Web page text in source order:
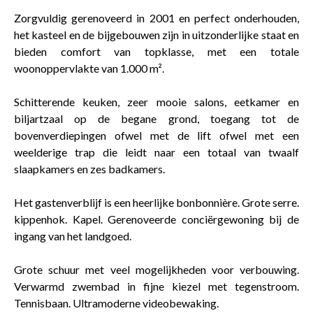
Zorgvuldig gerenoveerd in 2001 en perfect onderhouden,
het kasteel en de bijgebouwen zijn in uitzonderlijke staat en
bieden comfort van topklasse, met een totale
woonoppervlakte van 1.000 m².
Schitterende keuken, zeer mooie salons, eetkamer en
biljartzaal op de begane grond, toegang tot de
bovenverdiepingen ofwel met de lift ofwel met een
weelderige trap die leidt naar een totaal van twaalf
slaapkamers en zes badkamers.
Het gastenverblijf is een heerlijke bonbonnière. Grote serre.
kippenhok. Kapel. Gerenoveerde conciërgewoning bij de
ingang van het landgoed.
Grote schuur met veel mogelijkheden voor verbouwing.
Verwarmd zwembad in fijne kiezel met tegenstroom.
Tennisbaan. Ultramoderne videobewaking.